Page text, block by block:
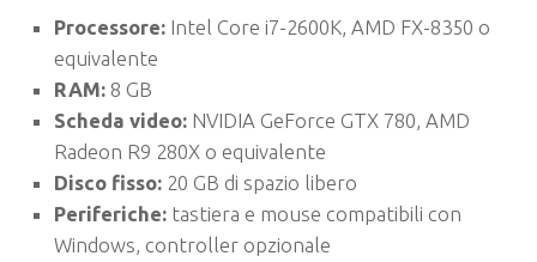
Processore: Intel Core i7-2600K, AMD FX-8350 o
equivalente
RAM: 8 GB
Scheda video: NVIDIA GeForce GTX 780, AMD
Radeon R9 280X o equivalente
Disco fisso: 20 GB di spazio libero
Periferiche: tastiera e mouse compatibili con
Windows, controller opzionale